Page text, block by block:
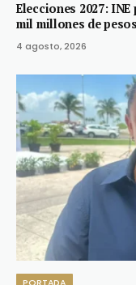
Elecciones 2027:
mil millones de pesos
4 agosto, 2026